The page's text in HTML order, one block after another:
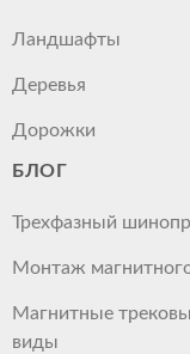
Ландшафты
Деревья
Дорожки
БЛОГ
Трехфазный
Монтаж
Магнитные
виды